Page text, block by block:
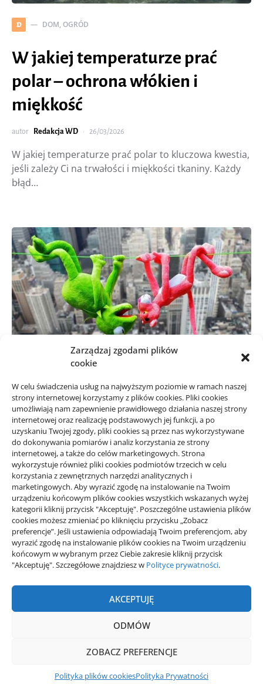
Zarządzaj zgodami plików
cookie
W celu świadczenia usług na najwyższym poziomie w ramach naszej
strony internetowej korzystamy z plików cookies. Pliki cookies
umożliwiają nam zapewnienie prawidłowego działania naszej strony
internetowej oraz realizację podstawowych jej funkcji, a po
uzyskaniu Twojej zgody, pliki cookies są przez nas wykorzystywane
do dokonywania pomiarów i analiz korzystania ze strony
internetowej, a także do celów marketingowych. Strona
wykorzystuje również pliki cookies podmiotów trzecich w celu
korzystania z zewnętrznych narzędzi analitycznych i
marketingowych. Aby wyrazić zgodę na instalowanie na Twoim
urządzeniu końcowym plików cookies wszystkich wskazanych wyżej
kategorii kliknij przycisk "Akceptuję". Poszczególne ustawienia plików
cookies możesz zmieniać po kliknięciu przycisku „Zobacz
preferencje”. Jeśli ustawienia odpowiadają Twoim preferencjom, aby
wyrazić zgodę na instalowanie plików cookies na Twoim urządzeniu
końcowym w wybranym przez Ciebie zakresie kliknij przycisk
"Akceptuję". Szczegółowe znajdziesz w Polityce prywatności.
AKCEPTUJĘ
ODMÓW
ZOBACZ PREFERENCJE
Polityka plików cookiesPolityka Prywatności
D DOM, OGRÓD
W jakiej temperaturze prać
polar – ochrona włókien i
miękkość
autor Redakcja WD 26/03/2026
W jakiej temperaturze prać polar to kluczowa kwestia,
jeśli zależy Ci na trwałości i miękkości tkaniny. Każdy
błąd…
D DOM, OGRÓD
Deszczowy dzień w domu:
zabawki i aktywności
autor Redakcja WD 19/05/2026
Definicja: Zabawy z dzieckiem w domu podczas
deszczu to dobór i organizacja aktywności
domowych, które utrzymują zaangażowanie bez…
Polityka Prywatności Polityka plików cookies (EU)